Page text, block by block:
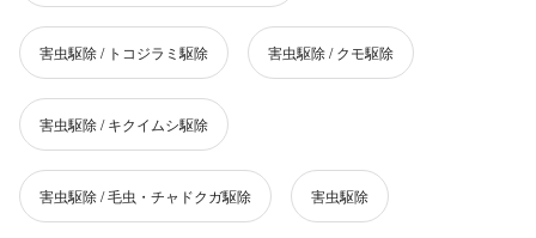
害虫駆除 / トコジラミ駆除 害虫駆除 / クモ駆除
害虫駆除 / キクイムシ駆除
害虫駆除 / 毛虫・チャドクガ駆除 害虫駆除